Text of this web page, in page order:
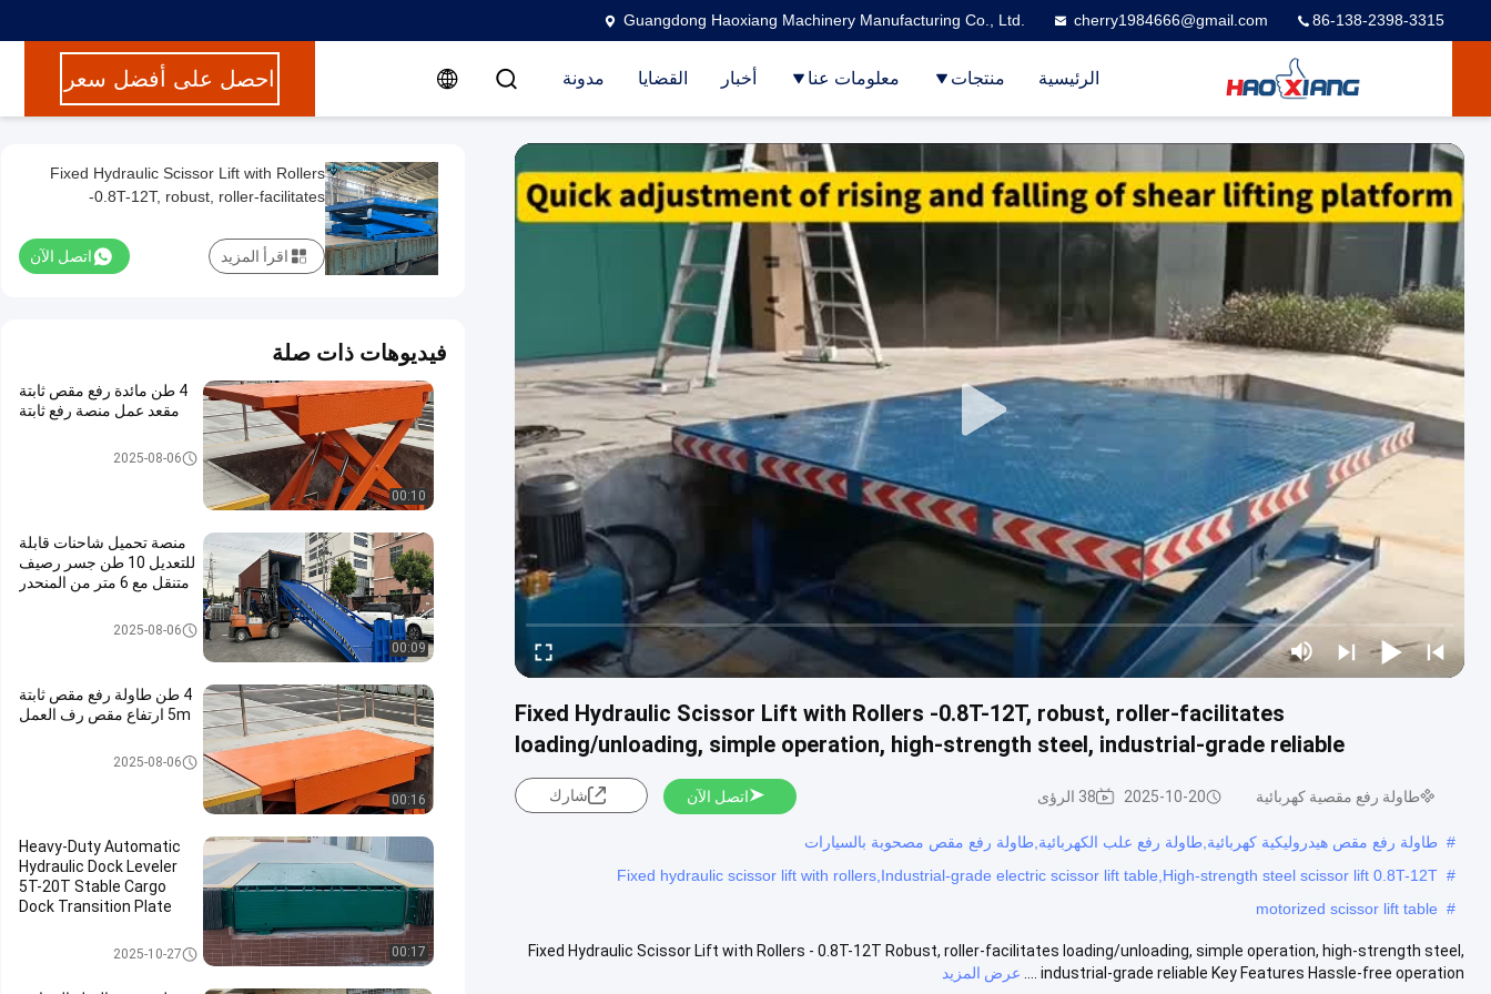
Guangdong Haoxiang Machinery Manufacturing Co., Ltd. cherry1984666@gmail.com 86-138-2398-3315
الرئيسية منتجات معلومات عنا أخبار القضايا مدونة احصل على أفضل سعر
Fixed Hydraulic Scissor Lift with Rollers -0.8T-12T, robust, roller-facilitates
loading/unloading, simple operation, high-strength steel, industrial-grade reliable
طاولة رفع مقصية كهربائية 2025-10-20 38 الرؤى اتصل الآن شارك
# طاولة رفع مقص هيدروليكية كهربائية,طاولة رفع علب الكهربائية,طاولة رفع مقص مصحوبة بالسيارات
#
Fixed hydraulic scissor lift with rollers,Industrial-grade electric scissor lift table,High-strength steel scissor lift 0.8T-12T
#
motorized scissor lift table
Fixed Hydraulic Scissor Lift with Rollers - 0.8T-12T Robust, roller-facilitates loading/unloading, simple operation, high-strength steel,
industrial-grade reliable Key Features Hassle-free operation ....
عرض المزيد
Fixed Hydraulic Scissor Lift with Rollers
-0.8T-12T, robust, roller-facilitates
strength steel, industrial-grade reliable
اتصل الآن اقرأ المزيد
فيديوهات ذات صلة
00:10
4 طن مائدة رفع مقص ثابتة
مقعد عمل منصة رفع ثابتة
2025-08-06
00:09
منصة تحميل شاحنات قابلة
للتعديل 10 طن جسر رصيف
متنقل مع 6 متر من المنحدر
رصيف رصيف هيدروليكي
2025-08-06
00:16
4 طن طاولة رفع مقص ثابتة
5m ارتفاع مقص رف العمل
2025-08-06
00:17
Heavy-Duty Automatic
Hydraulic Dock Leveler
5T-20T Stable Cargo
Dock Transition Plate
مستوي قفص الاتهام الهيدروليكي
2025-10-27